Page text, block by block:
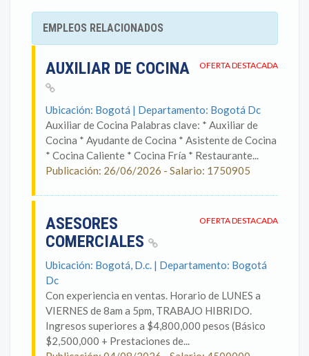
EMPLEOS RELACIONADOS
OFERTA DESTACADA
AUXILIAR DE COCINA
Ubicación: Bogotá | Departamento: Bogotá Dc
Auxiliar de Cocina Palabras clave: * Auxiliar de
Cocina * Ayudante de Cocina * Asistente de Cocina
* Cocina Caliente * Cocina Fría * Restaurante...
Publicación: 26/06/2026 - Salario: 1750905
OFERTA DESTACADA
ASESORES
COMERCIALES
Ubicación: Bogotá, D.c. | Departamento: Bogotá
Dc
Con experiencia en ventas. Horario de LUNES a
VIERNES de 8am a 5pm, TRABAJO HIBRIDO.
Ingresos superiores a $4,800,000 pesos (Básico
$2,500,000 + Prestaciones de...